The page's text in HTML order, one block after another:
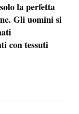
la perfetta
Gli uomini si
con tessuti